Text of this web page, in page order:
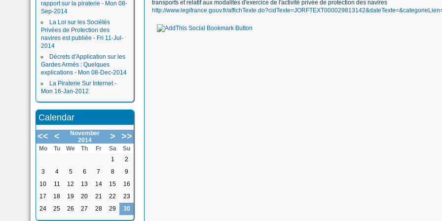
rapport sur la piraterie - Mon 08-
Sep-2014
La Loi sur les Sociétés
Privées de Protection des
navires est publiée - Fri 11-Jul-
2014
Décrets d'Application sur les
Gardes Armés : Quelques
explications - Mon 08-Dec-2014
La Piraterie Sur Internet -
Mon 16-Jan-2012
Calendar
<<
<
November
2014
> >>
Mo Tu We Th Fr Sa
Su
1
2
3
4 5 6 7 8
9
10
11 12 13 14 15
16
17
18 19 20 21 22
23
24
25 26 27 28 29 30
transports et relatif aux modalités d'exercice de l'activité privée de protection des navires
http://www.legifrance.gouv.fr/